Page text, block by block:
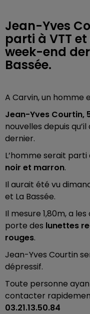
Jean-Yves
parti à VTT
week-end
Bassée.
A Carvin, un homme
Jean-Yves Courtin,
nouvelles depuis
dernier.
L’homme serait
noir et marron.
Il aurait été vu
et La Bassée.
Il mesure 1,80m, a
porte des lunettes
rouges.
Jean-Yves Courtin
dépressif.
Toute personne
contacter
03.21.13.50.84